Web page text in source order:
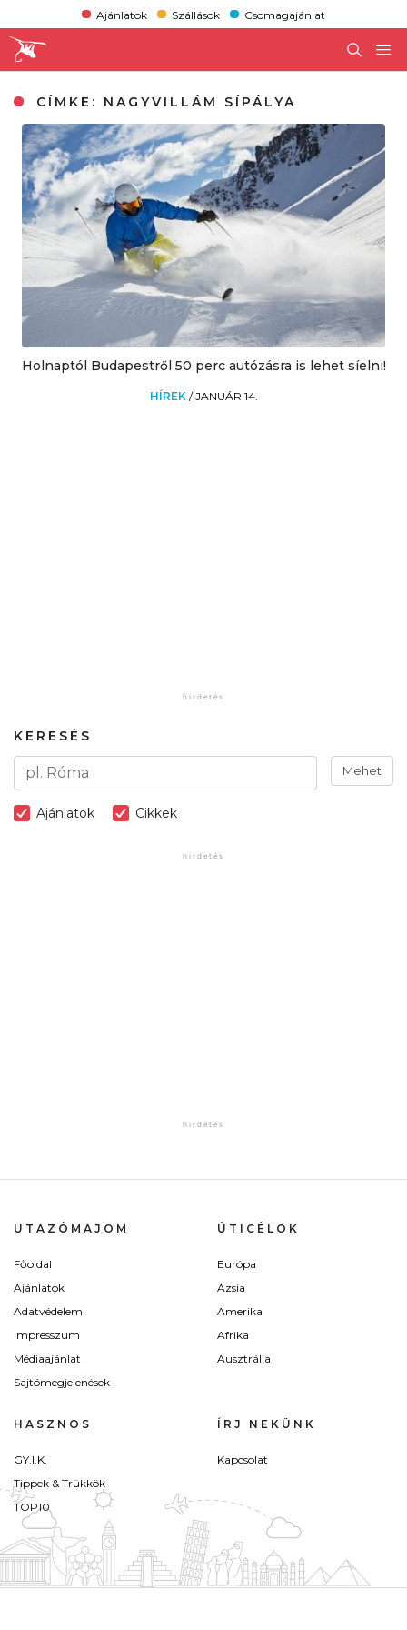
Ajánlatok Szállások Csomagajánlat
CÍMKE: NAGYVILLÁM SÍPÁLYA
Holnaptól Budapestről 50 perc autózásra is lehet síelni!
HÍREK /JANUÁR 14.
KERESÉS
Mehet
Ajánlatok Cikkek
UTAZÓMAJOM
Főoldal
Ajánlatok
Adatvédelem
Impresszum
Médiaajánlat
Sajtómegjelenések
ÚTICÉLOK
Európa
Ázsia
Amerika
Afrika
Ausztrália
HASZNOS
GY.I.K.
Tippek & Trükkök
TOP10
ÍRJ NEKÜNK
Kapcsolat